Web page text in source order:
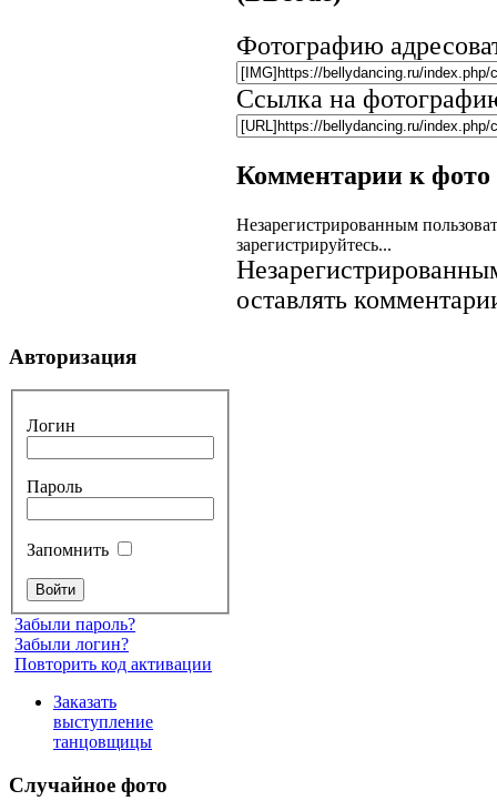
Фотографию
Ссылка на
Комментарии к фото
Незарегистрированным
зарегистрируйтесь...
оставлять
Авторизация
Логин
Пароль
Запомнить
Забыли пароль?
Забыли логин?
Повторить код активации
Заказать
выступление
танцовщицы
Случайное фото